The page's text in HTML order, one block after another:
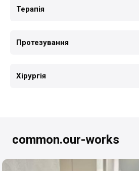
Терапія
Протезування
Хірургія
common.our-works